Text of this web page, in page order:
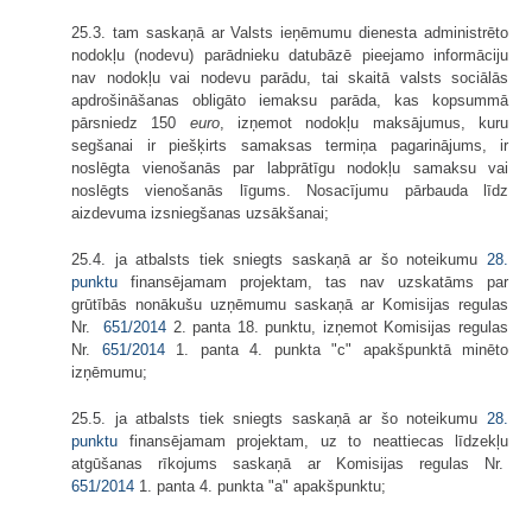
25.3. tam saskaņā ar Valsts ieņēmumu dienesta administrēto
nodokļu (nodevu) parādnieku datubāzē pieejamo informāciju
nav nodokļu vai nodevu parādu, tai skaitā valsts sociālās
apdrošināšanas obligāto iemaksu parāda, kas kopsummā
pārsniedz 150 euro, izņemot nodokļu maksājumus, kuru
segšanai ir piešķirts samaksas termiņa pagarinājums, ir
noslēgta vienošanās par labprātīgu nodokļu samaksu vai
noslēgts vienošanās līgums. Nosacījumu pārbauda līdz
aizdevuma izsniegšanas uzsākšanai;
25.4. ja atbalsts tiek sniegts saskaņā ar šo noteikumu 28.
punktu finansējamam projektam, tas nav uzskatāms par
grūtībās nonākušu uzņēmumu saskaņā ar Komisijas regulas
Nr.
651/2014 2. panta 18. punktu, izņemot Komisijas regulas
Nr. 651/20141. panta 4. punkta "c" apakšpunktā minēto
izņēmumu;
25.5. ja atbalsts tiek sniegts saskaņā ar šo noteikumu 28.
punktu finansējamam projektam, uz to neattiecas līdzekļu
atgūšanas rīkojums saskaņā ar Komisijas regulas Nr.
651/2014 1. panta 4. punkta "a" apakšpunktu;